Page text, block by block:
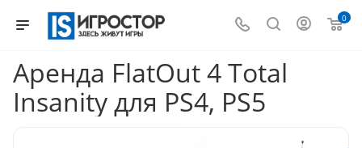
0
Аренда FlatOut 4 Total
Insanity для PS4, PS5